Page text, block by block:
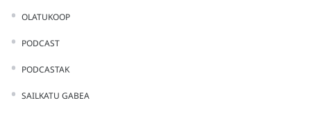
OLATUKOOP
PODCAST
PODCASTAK
SAILKATU GABEA